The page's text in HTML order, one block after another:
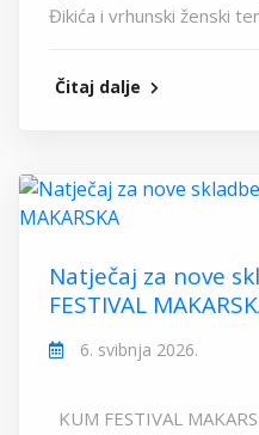
Đikića i vrhunski ženski
Čitaj dalje
Natječaj za nove
FESTIVAL
6. svibnja 2026.
KUM FESTIVAL